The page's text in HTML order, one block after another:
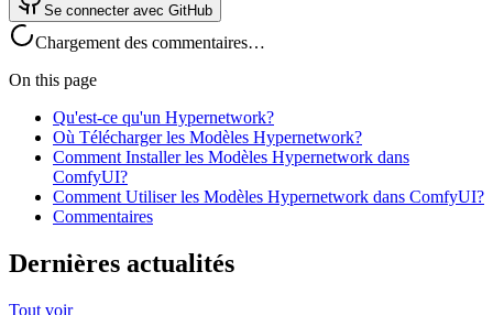
Se connecter avec GitHub
Chargement des commentaires…
On this page
Qu'est-ce qu'un Hypernetwork?
Où Télécharger les Modèles Hypernetwork?
Comment Installer les Modèles Hypernetwork dans
ComfyUI?
Comment Utiliser les Modèles Hypernetwork dans ComfyUI?
Commentaires
Dernières actualités
Tout voir